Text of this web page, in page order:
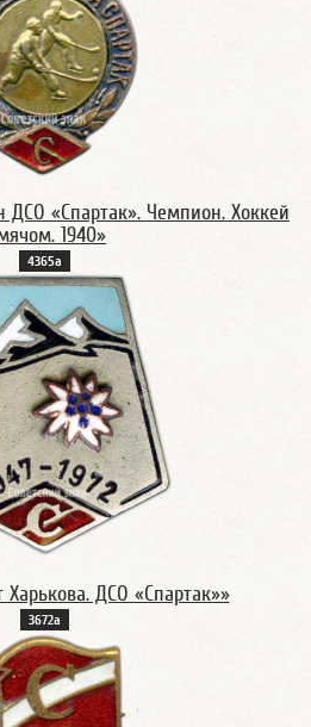
«Спартак». Чемпион. Хоккей
1940»
4365а
ДСО «Спартак»»
3672а